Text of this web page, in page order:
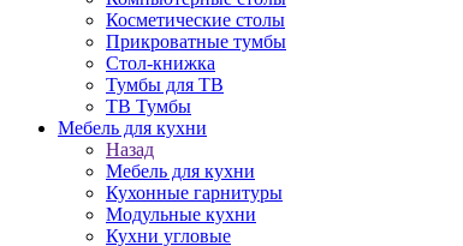
Косметические столы
Прикроватные тумбы
Стол-книжка
Тумбы для ТВ
ТВ Тумбы
Мебель для кухни
Назад
Мебель для кухни
Кухонные гарнитуры
Модульные кухни
Кухни угловые